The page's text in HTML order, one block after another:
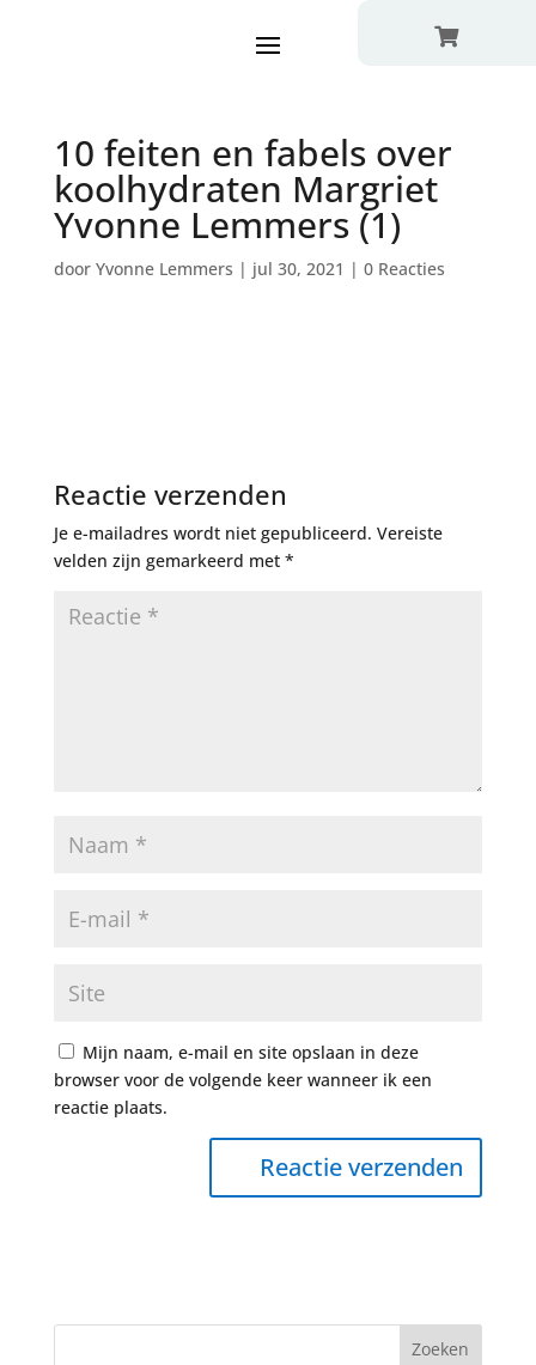

10 feiten en fabels over
koolhydraten Margriet
Yvonne Lemmers (1)
door Yvonne Lemmers | jul 30, 2021 | 0 Reacties
Reactie verzenden
Je e-mailadres wordt niet gepubliceerd. Vereiste
velden zijn gemarkeerd met *
Mijn naam, e-mail en site opslaan in deze
browser voor de volgende keer wanneer ik een
reactie plaats.